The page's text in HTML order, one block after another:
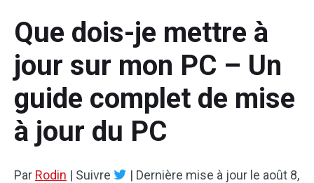
Que dois-je mettre à
jour sur mon PC – Un
guide complet de mise
à jour du PC
Par Rodin | Suivre | Dernière mise à jour le août 8,